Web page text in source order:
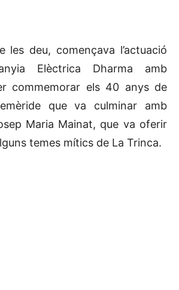
les deu, començava l’actuació
Elèctrica Dharma amb
commemorar els 40 anys de
que va culminar amb
Maria Mainat, que va oferir
temes mítics de La Trinca.